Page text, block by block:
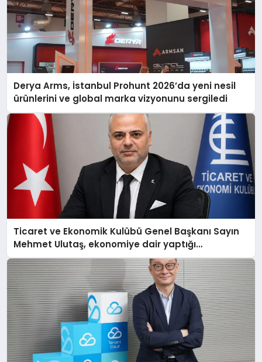
Derya Arms, İstanbul Prohunt 2026’da yeni nesil
ürünlerini ve global marka vizyonunu sergiledi
Ticaret ve Ekonomik Kulübü Genel Başkanı Sayın
Mehmet Ulutaş, ekonomiye dair yaptığı
açıklamada şunları kaydetti: